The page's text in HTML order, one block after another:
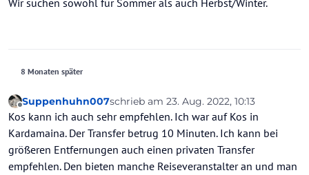
Wir suchen sowohl für Sommer als auch Herbst/Winter.
8 Monaten später
Offline
Suppenhuhn007schrieb am 23. Aug. 2022, 10:13
zuletzt editiert von
Kos kann ich auch sehr empfehlen. Ich war auf Kos in
Kardamaina. Der Transfer betrug 10 Minuten. Ich kann bei
größeren Entfernungen auch einen privaten Transfer
empfehlen. Den bieten manche Reiseveranstalter an und man